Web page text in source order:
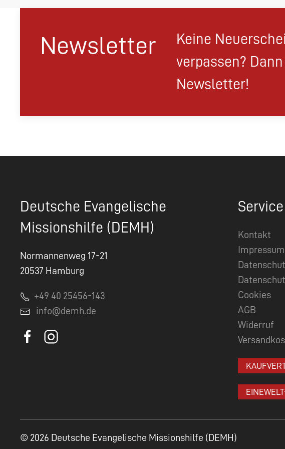
Newsletter
Keine
verpassen?
Newsletter!
Deutsche Evangelische
Missionshilfe (DEMH)
Normannenweg 17-21
20537 Hamburg
+49 40 25456-143
info@demh.de
Service
Kontakt
Impressum
Cookies
AGB
Widerruf
© 2026 Deutsche Evangelische Missionshilfe (DEMH)